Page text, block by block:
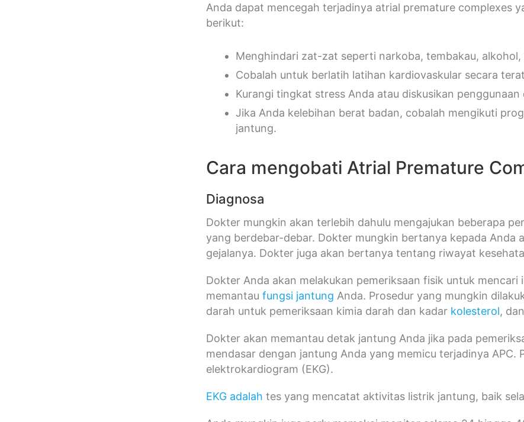
Anda dapat mencegah terjadinya atrial premature complexes
berikut:
Menghindari zat-zat seperti narkoba, tembakau, alkohol,
Cobalah untuk berlatih latihan kardiovaskular secara
Kurangi tingkat stress Anda atau diskusikan
Jika Anda kelebihan berat badan, cobalah mengikuti
jantung.
Cara mengobati Atrial Premature
Diagnosa
Dokter mungkin akan terlebih dahulu mengajukan beberapa
yang berdebar-debar. Dokter mungkin bertanya kepada Anda
gejalanya. Dokter juga akan bertanya tentang riwayat
Dokter Anda akan melakukan pemeriksaan fisik untuk
memantaufungsi jantung Anda. Prosedur yang mungkin
darah untuk pemeriksaan kimia darah dan kadar kolesterol,
Dokter akan memantau detak jantung Anda jika pada
mendasar dengan jantung Anda yang memicu terjadinya APC.
elektrokardiogram (EKG).
EKG adalah tes yang mencatat aktivitas listrik jantung, baik